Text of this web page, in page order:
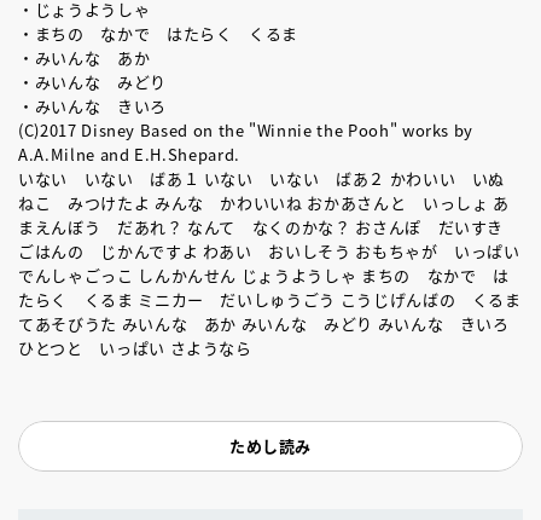
・じょうようしゃ
・まちの なかで はたらく くるま
・みいんな あか
・みいんな みどり
・みいんな きいろ
(C)2017 Disney Based on the "Winnie the Pooh" works by
A.A.Milne and E.H.Shepard.
いない いない ばあ１ いない いない ばあ２ かわいい いぬ
ねこ みつけたよ みんな かわいいね おかあさんと いっしょ あ
まえんぼう だあれ？ なんて なくのかな？ おさんぽ だいすき
ごはんの じかんですよ わあい おいしそう おもちゃが いっぱい
でんしゃごっこ しんかんせん じょうようしゃ まちの なかで は
たらく くるま ミニカー だいしゅうごう こうじげんばの くるま
てあそびうた みいんな あか みいんな みどり みいんな きいろ
ひとつと いっぱい さようなら
ためし読み